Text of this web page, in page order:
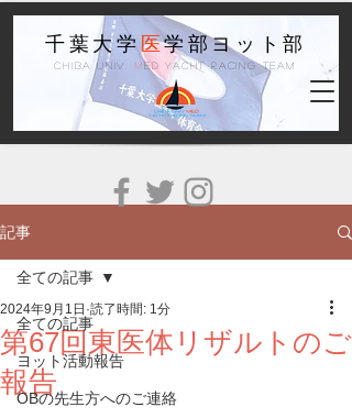
千葉大学 医学部ヨット部
Chiba Univ. M ed Yacht Racing Team
記事
全ての記事
ヨット活動報告
OBの先生方へのご連絡
全ての記事
第67回東医体リザルトのご
報告
2024年9月1日 読了時間: 1分